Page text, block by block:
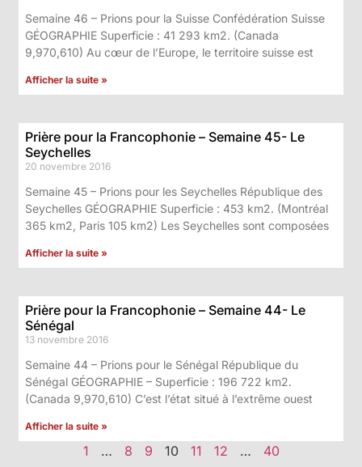
Semaine 46 – Prions pour la Suisse Confédération Suisse
GÉOGRAPHIE Superficie : 41 293 km2. (Canada
9,970,610) Au cœur de l’Europe, le territoire suisse est
Afficher la suite »
Prière pour la Francophonie – Semaine 45- Le
Seychelles
20 novembre 2016
Semaine 45 – Prions pour les Seychelles République des
Seychelles GÉOGRAPHIE Superficie : 453 km2. (Montréal
365 km2, Paris 105 km2) Les Seychelles sont composées
Afficher la suite »
Prière pour la Francophonie – Semaine 44- Le
Sénégal
13 novembre 2016
Semaine 44 – Prions pour le Sénégal République du
Sénégal GÉOGRAPHIE – Superficie : 196 722 km2.
(Canada 9,970,610) C’est l’état situé à l’extrême ouest
Afficher la suite »
1 … 8 9 10 11 12 … 40